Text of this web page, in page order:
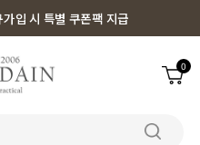
입 시 특별 쿠폰팩 지급
0